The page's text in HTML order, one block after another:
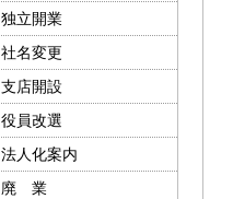
独立開業
社名変更
支店開設
役員改選
法人化案内
廃 業